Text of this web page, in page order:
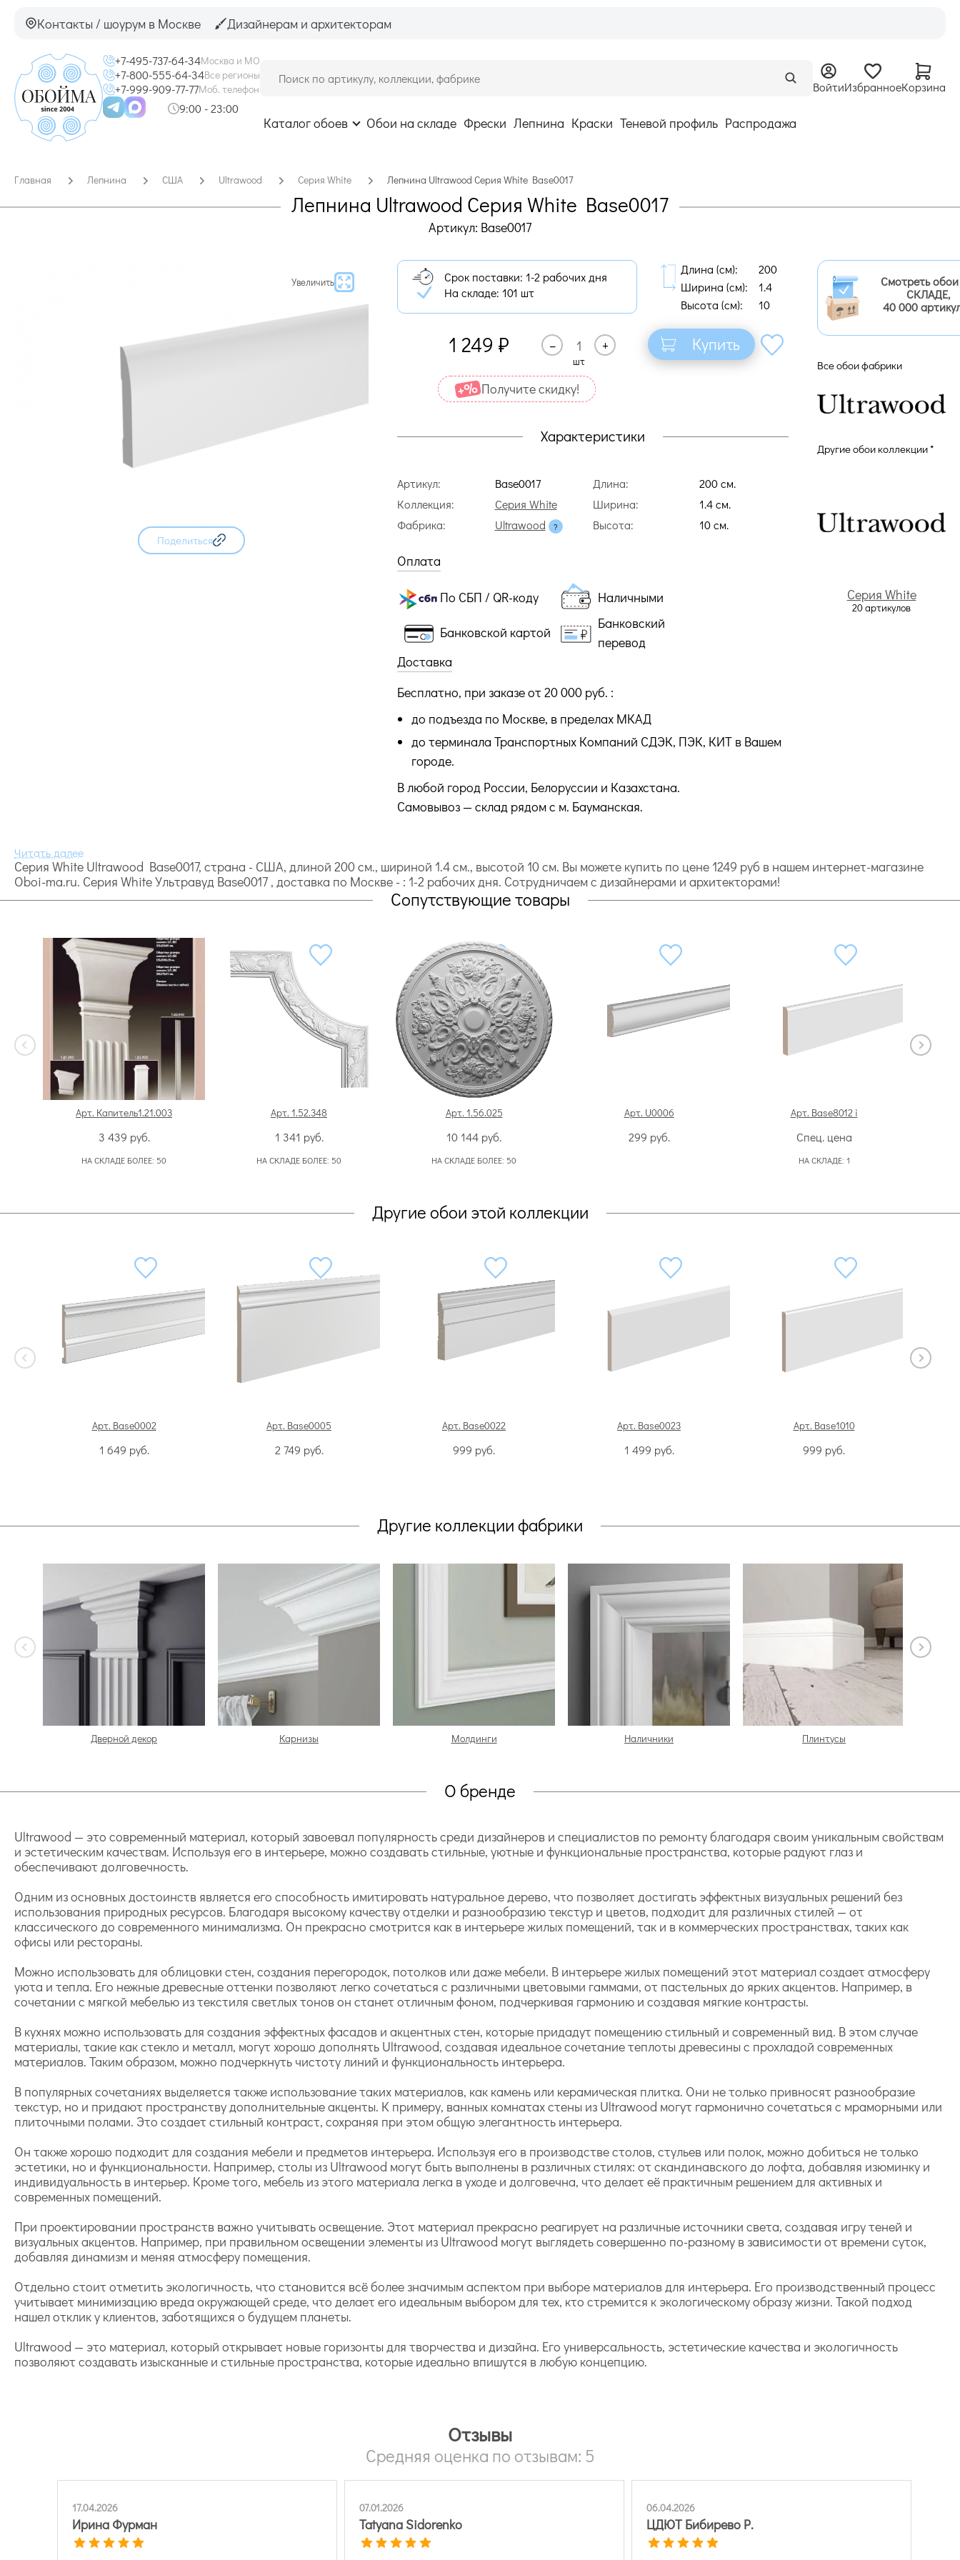
Контакты / шоурум в Москве Дизайнерам и архитекторам
+7-495-737-64-34Москва и МО
+7-800-555-64-34Все регионы
+7-999-909-77-77Моб. телефон
9:00 - 23:00
ВойтиИзбранноеКорзина
Каталог обоев Обои на складе Фрески Лепнина Краски Теневой профиль Распродажа
Главная Лепнина США Ultrawood Серия White Лепнина Ultrawood Серия White Base0017
Лепнина Ultrawood Серия White Base0017
Артикул: Base0017
Увеличить
Поделиться
Срок поставки: 1-2 рабочих дня
На складе: 101 шт
Длина (cм):
200
Ширина (cм):
1.4
Высота (cм):
10
1 249 ₽ –
шт
+ Купить
Получите cкидку!
Характеристики
Артикул:
Base0017
Коллекция:
Серия White
Фабрика:
Ultrawood
Длина:
200 cм.
Ширина:
1.4 cм.
Высота:
10 cм.
Оплата
По СБП / QR-коду Наличными
Банковской картой
Банковский
перевод
Доставка
Бесплатно, при заказе от 20 000 руб. :
до подъезда по Москве, в пределах МКАД
до терминала Транспортных Компаний СДЭК, ПЭК, КИТ в Вашем
городе.
В любой город России, Белоруссии и Казахстана.
Самовывоз — склад рядом с м. Бауманская.
Смотреть
СКЛАДЕ,
40 000
Все обои фабрики
Другие обои коллекции *
Серия White
20 артикулов
Серия White Ultrawood Base0017, страна - США, длиной 200 cм., шириной 1.4 cм., высотой 10 cм. Вы можете купить по цене 1249 руб в нашем интернет-магазине
Oboi-ma.ru. Серия White Ультравуд Base0017 , доставка по Москве - : 1-2 рабочих дня. Сотрудничаем с дизайнерами и архитекторами!
Сопутствующие товары
Арт. Капитель1.21.003
3 439 руб.
НА СКЛАДЕ БОЛЕЕ: 50
Арт. 1.52.348
1 341 руб.
НА СКЛАДЕ БОЛЕЕ: 50
Арт. 1.56.025
10 144 руб.
НА СКЛАДЕ БОЛЕЕ: 50
Арт. U0006
299 руб.
Арт. Base8012 i
Спец. цена
НА СКЛАДЕ: 1
Другие обои этой коллекции
Арт. Base0002
1 649 руб.
Арт. Base0005
2 749 руб.
Арт. Base0022
999 руб.
Арт. Base0023
1 499 руб.
Арт. Base1010
999 руб.
Другие коллекции фабрики
Дверной декор Карнизы Молдинги Наличники Плинтусы
О бренде
Ultrawood — это современный материал, который завоевал популярность среди дизайнеров и специалистов по ремонту благодаря своим уникальным свойствам
и эстетическим качествам. Используя его в интерьере, можно создавать стильные, уютные и функциональные пространства, которые радуют глаз и
обеспечивают долговечность.
Одним из основных достоинств является его способность имитировать натуральное дерево, что позволяет достигать эффектных визуальных решений без
использования природных ресурсов. Благодаря высокому качеству отделки и разнообразию текстур и цветов, подходит для различных стилей — от
классического до современного минимализма. Он прекрасно смотрится как в интерьере жилых помещений, так и в коммерческих пространствах, таких как
офисы или рестораны.
Можно использовать для облицовки стен, создания перегородок, потолков или даже мебели. В интерьере жилых помещений этот материал создает атмосферу
уюта и тепла. Его нежные древесные оттенки позволяют легко сочетаться с различными цветовыми гаммами, от пастельных до ярких акцентов. Например, в
сочетании с мягкой мебелью из текстиля светлых тонов он станет отличным фоном, подчеркивая гармонию и создавая мягкие контрасты.
В кухнях можно использовать для создания эффектных фасадов и акцентных стен, которые придадут помещению стильный и современный вид. В этом случае
материалы, такие как стекло и металл, могут хорошо дополнять Ultrawood, создавая идеальное сочетание теплоты древесины с прохладой современных
материалов. Таким образом, можно подчеркнуть чистоту линий и функциональность интерьера.
В популярных сочетаниях выделяется также использование таких материалов, как камень или керамическая плитка. Они не только привносят разнообразие
текстур, но и придают пространству дополнительные акценты. К примеру, ванных комнатах стены из Ultrawood могут гармонично сочетаться с мраморными или
плиточными полами. Это создает стильный контраст, сохраняя при этом общую элегантность интерьера.
Он также хорошо подходит для создания мебели и предметов интерьера. Используя его в производстве столов, стульев или полок, можно добиться не только
эстетики, но и функциональности. Например, столы из Ultrawood могут быть выполнены в различных стилях: от скандинавского до лофта, добавляя изюминку и
индивидуальность в интерьер. Кроме того, мебель из этого материала легка в уходе и долговечна, что делает её практичным решением для активных и
современных помещений.
При проектировании пространств важно учитывать освещение. Этот материал прекрасно реагирует на различные источники света, создавая игру теней и
визуальных акцентов. Например, при правильном освещении элементы из Ultrawood могут выглядеть совершенно по-разному в зависимости от времени суток,
добавляя динамизм и меняя атмосферу помещения.
Отдельно стоит отметить экологичность, что становится всё более значимым аспектом при выборе материалов для интерьера. Его производственный процесс
учитывает минимизацию вреда окружающей среде, что делает его идеальным выбором для тех, кто стремится к экологическому образу жизни. Такой подход
нашел отклик у клиентов, заботящихся о будущем планеты.
Ultrawood — это материал, который открывает новые горизонты для творчества и дизайна. Его универсальность, эстетические качества и экологичность
позволяют создавать изысканные и стильные пространства, которые идеально впишутся в любую концепцию.
Отзывы
Средняя оценка по отзывам: 5
17.04.2026
Ирина Фурман
07.01.2026
Tatyana Sidorenko
06.04.2026
ЦДЮТ Бибирево Р.